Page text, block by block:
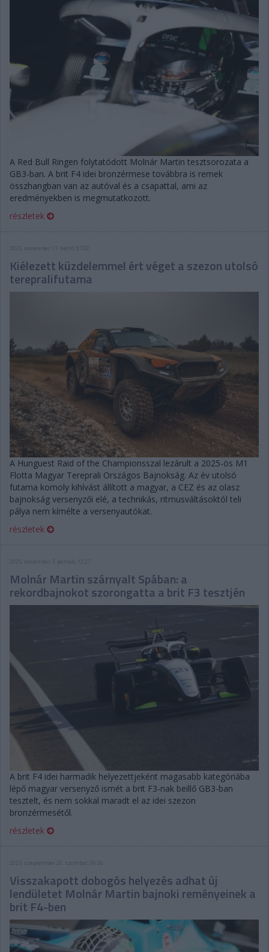
A Red Bull Ringen folytatódott Molnár Martin tesztsorozata a
GB3-ban. A brit F4 idei bronzérmese továbbra is remek
összhangban van az autóval és a csapattal, ami az
eredményekben is megmutatkozott.
részletek
2025. november 17. hétfő, 07:02
Kiélezett küzdelemmel ért véget a szezon utolsó
terepralifutama
A Hunguest Raid of the Championsszal lezárult a 2025-ös M1
Flotta Magyar Tereprali Országos Bajnokság. Az év utolsó
futama komoly kihívást állított a magyar, a CEZ és az olasz
bajnokság versenyzői elé, a technikás, ritmusváltásoktól teli
pálya nem kímélte a versenyautókat.
részletek
2025. november 7. péntek, 12:27
Molnár Martin szárnyalt Spában: a
rekordbajnokot szorongatta a brit F3 tesztjén
A brit F4 idei harmadik helyezettjeként magasabb kategóriába
lépő magyar versenyző ismét a brit F3-nak beillő GB3-ban
tesztelt, és nem sokkal maradt el az idei szezon
bronzérmesétől.
részletek
2025. szeptember 20. szombat, 06:26
Visszakapott dobogós helyezés adhat új
lendületet Molnár Martin bajnoki reményeinek a
brit F4-ben